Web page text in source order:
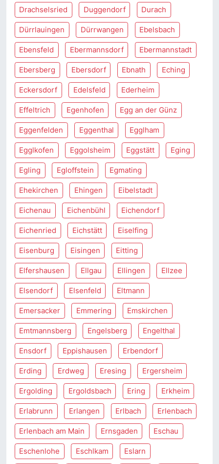
Drachselsried Duggendorf Durach
Dürrlauingen Dürrwangen Ebelsbach
Ebensfeld Ebermannsdorf Ebermannstadt
Ebersberg Ebersdorf Ebnath Eching
Eckersdorf Edelsfeld Ederheim
Effeltrich Egenhofen Egg an der Günz
Eggenfelden Eggenthal Egglham
Egglkofen Eggolsheim Eggstätt Eging
Egling Egloffstein Egmating
Ehekirchen Ehingen Eibelstadt
Eichenau Eichenbühl Eichendorf
Eichenried Eichstätt Eiselfing
Eisenburg Eisingen Eitting
Elfershausen Ellgau Ellingen Ellzee
Elsendorf Elsenfeld Eltmann
Emersacker Emmering Emskirchen
Emtmannsberg Engelsberg Engelthal
Ensdorf Eppishausen Erbendorf
Erding Erdweg Eresing Ergersheim
Ergolding Ergoldsbach Ering Erkheim
Erlabrunn Erlangen Erlbach Erlenbach
Erlenbach am Main Ernsgaden Eschau
Eschenlohe Eschlkam Eslarn